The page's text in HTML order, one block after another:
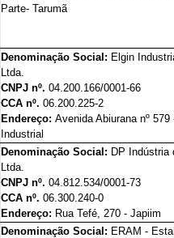
Parte- Tarumã
Denominação Social: Elgin
Ltda.
CNPJ nº.04.200.166/0001-66
CCA nº.06.200.225-2
Endereço:Avenida Abiurana nº
Industrial
Denominação Social: DP Indústria
Ltda.
CNPJ nº.04.812.534/0001-73
CCA nº.06.300.240-0
Endereço: Rua Tefé, 270 - Japiim
Denominação Social: ERAM -